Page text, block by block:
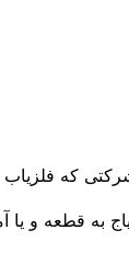
که فلزیاب
به قطعه و یا